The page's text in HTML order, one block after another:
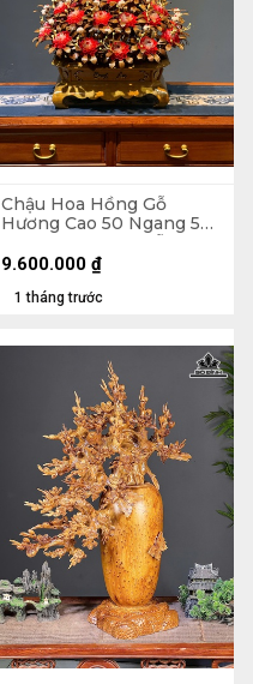
Chậu Hoa Hồng Gỗ
Hương Cao 50 Ngang 50
Sâu 45 (cm) - Lá Gỗ Sưa -
Hoa Vỏ Sò Indo
1 tháng trước
9.600.000 ₫